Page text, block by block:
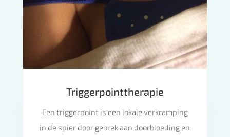
Triggerpointtherapie
Een triggerpoint is een lokale verkramping
in de spier door gebrek aan doorbloeding en